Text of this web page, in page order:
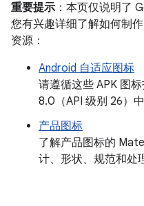
重要提示 ：本页仅说明了
您有兴趣详细了解如何制
资源：
Android 自适应图标
请遵循这些 APK 图
8.0（API 级别 26）
产品图标
了解产品图标的
计、形状、规范和处